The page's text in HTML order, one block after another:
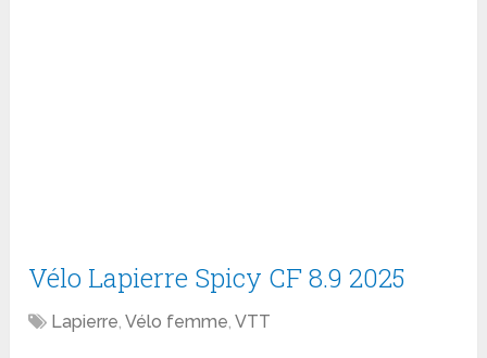
Vélo Lapierre Spicy CF 8.9 2025
Lapierre,Vélo femme,VTT